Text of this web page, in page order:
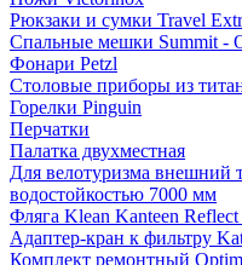
Рюкзаки и сумки Travel
Спальные мешки Summit -
Фонари Petzl
Столовые приборы из
Горелки Pinguin
Перчатки
Палатка двухместная
Для велотуризма внешний
водостойкостью 7000 мм
Фляга Klean Kanteen
Адаптер-кран к фильтру
Комплект ремонтный